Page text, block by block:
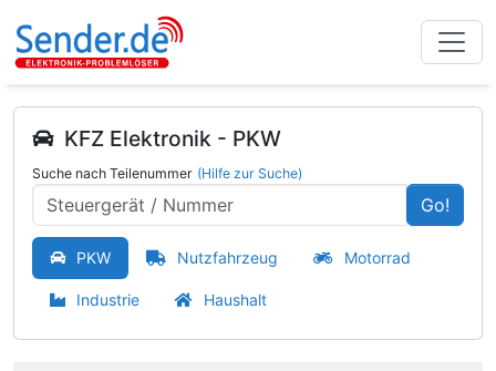
KFZ Elektronik - PKW
Suche nach Teilenummer (Hilfe zur Suche)
Go!
PKW Nutzfahrzeug Motorrad
Industrie Haushalt